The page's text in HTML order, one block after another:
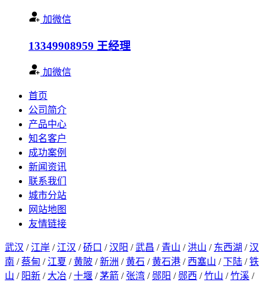
加微信
13349908959 王经理
加微信
首页
公司简介
产品中心
知名客户
成功案例
新闻资讯
联系我们
城市分站
网站地图
友情链接
武汉 / 江岸 / 江汉 /硚口 /汉阳 /武昌 / 青山 / 洪山 / 东西湖 /汉
南 /蔡甸 / 江夏 /黄陂 /新洲 /黄石 /黄石港 / 西塞山 /下陆 /铁
山 / 阳新 / 大冶 /十堰 /茅箭 / 张湾 / 郧阳 / 郧西 /竹山 /竹溪 /